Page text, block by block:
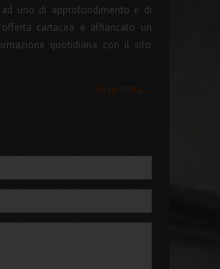
uno di approfondimento e di
cartacea è affiancato un
quotidiana con il sito
leggi tutto...